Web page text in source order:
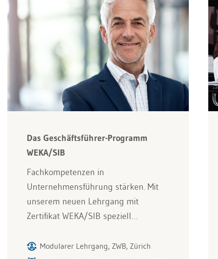
Das Geschäftsführer-Programm
WEKA/SIB
Fachkompetenzen in
Unternehmensführung stärken. Mit
unserem neuen Lehrgang mit
Zertifikat WEKA/SIB speziell…
Modularer Lehrgang, ZWB, Zürich